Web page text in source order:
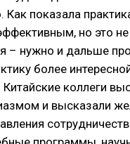
Как показала
но это
– нужно и дальше
более
коллеги
и высказали